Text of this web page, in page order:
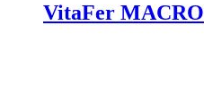
VitaFer MACRO